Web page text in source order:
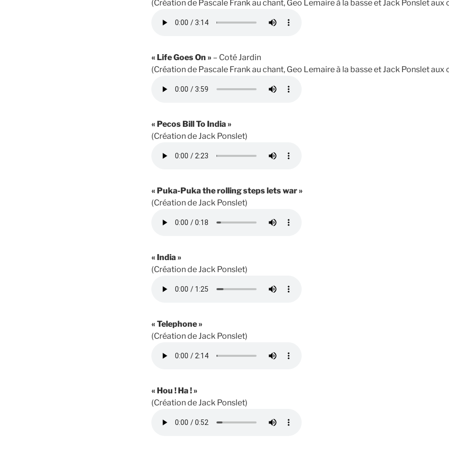
(Création de Pascale Frank au chant, Geo Lemaire à la basse et Jack Ponslet aux
« Life Goes On » – Coté Jardin
(Création de Pascale Frank au chant, Geo Lemaire à la basse et Jack Ponslet aux
« Pecos Bill To India »
(Création de Jack Ponslet)
« Puka-Puka the rolling steps lets war »
(Création de Jack Ponslet)
« India »
(Création de Jack Ponslet)
« Telephone »
(Création de Jack Ponslet)
« Hou ! Ha ! »
(Création de Jack Ponslet)